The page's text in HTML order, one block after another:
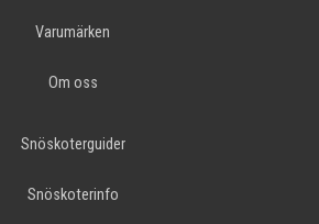
Varumärken
Om oss
Snöskoterguider
Snöskoterinfo